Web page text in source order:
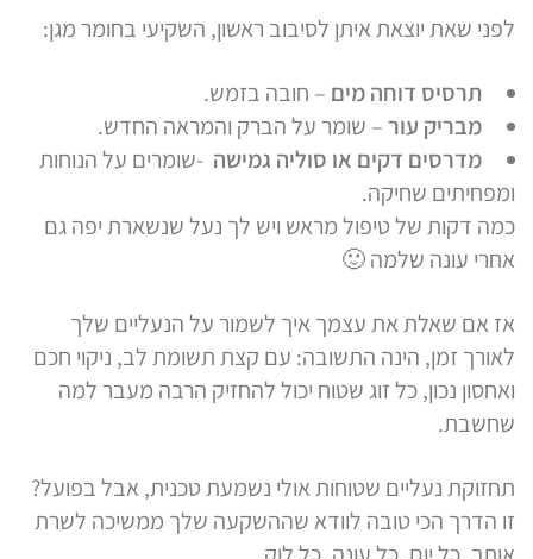
לפני שאת יוצאת איתן לסיבוב ראשון, השקיעי בחומר מגן:
תרסיס דוחה מים – חובה בזמש.
מבריק עור– שומר על הברק והמראה החדש.
מדרסים דקים או סוליה גמישה -שומרים על הנוחות
ומפחיתים שחיקה.
כמה דקות של טיפול מראש ויש לך נעל שנשארת יפה גם
אחרי עונה שלמה 🙂
אז אם שאלת את עצמך איך לשמור על הנעליים שלך
לאורך זמן, הינה התשובה: עם קצת תשומת לב, ניקוי חכם
ואחסון נכון, כל זוג שטוח יכול להחזיק הרבה מעבר למה
שחשבת.
תחזוקת נעליים שטוחות אולי נשמעת טכנית, אבל בפועל?
זו הדרך הכי טובה לוודא שההשקעה שלך ממשיכה לשרת